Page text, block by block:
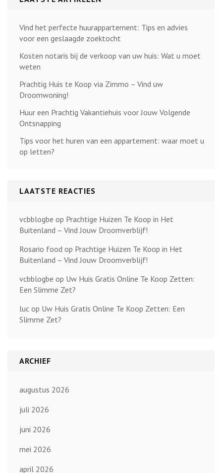
Vind het perfecte huurappartement: Tips en advies
voor een geslaagde zoektocht
Kosten notaris bij de verkoop van uw huis: Wat u moet
weten
Prachtig Huis te Koop via Zimmo – Vind uw
Droomwoning!
Huur een Prachtig Vakantiehuis voor Jouw Volgende
Ontsnapping
Tips voor het huren van een appartement: waar moet u
op letten?
LAATSTE REACTIES
vcbblogbe op Prachtige Huizen Te Koop in Het
Buitenland – Vind Jouw Droomverblijf!
Rosario food op Prachtige Huizen Te Koop in Het
Buitenland – Vind Jouw Droomverblijf!
vcbblogbe op Uw Huis Gratis Online Te Koop Zetten:
Een Slimme Zet?
luc op Uw Huis Gratis Online Te Koop Zetten: Een
Slimme Zet?
ARCHIEF
augustus 2026
juli 2026
juni 2026
mei 2026
april 2026